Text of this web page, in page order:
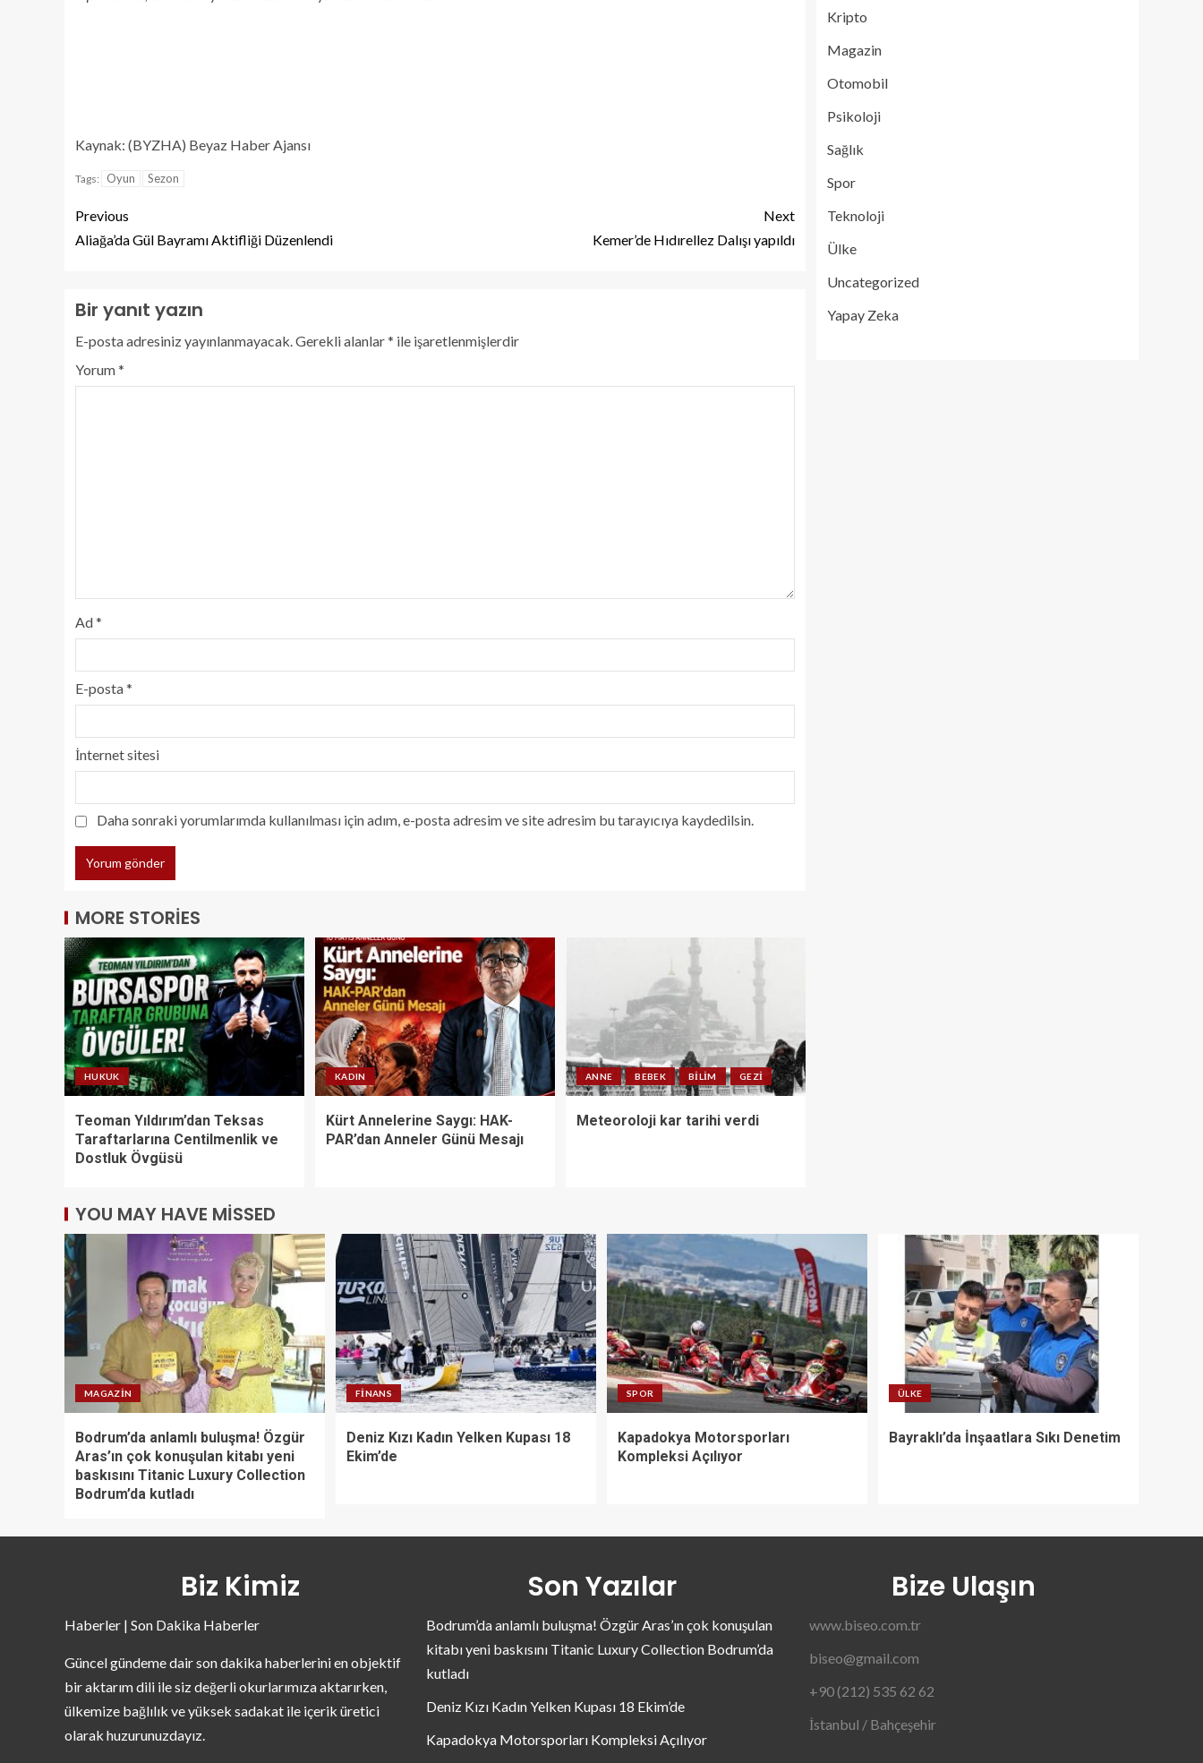
Kaynak: (BYZHA) Beyaz Haber Ajansı
Tags: Oyun Sezon
Previous
Aliağa’da Gül Bayramı Aktifliği Düzenlendi
Next
Kemer’de Hıdırellez Dalışı yapıldı
Bir yanıt yazın
E-posta adresiniz yayınlanmayacak.Gerekli alanlar* ile işaretlenmişlerdir
Yorum*
Ad*
E-posta*
İnternet sitesi
Daha sonraki yorumlarımda kullanılması için adım, e-posta adresim ve site adresim bu tarayıcıya kaydedilsin.
MORE STORIES
HUKUK
Teoman Yıldırım’dan Teksas
Taraftarlarına Centilmenlik ve
Dostluk Övgüsü
KADIN
Kürt Annelerine Saygı: HAK-
PAR’dan Anneler Günü Mesajı
ANNE BEBEK BILIM GEZI
Meteoroloji kar tarihi verdi
Kripto
Magazin
Otomobil
Psikoloji
Sağlık
Spor
Teknoloji
Ülke
Uncategorized
Yapay Zeka
YOU MAY HAVE MISSED
MAGAZIN
Bodrum’da anlamlı buluşma! Özgür
Aras’ın çok konuşulan kitabı yeni
baskısını Titanic Luxury Collection
Bodrum’da kutladı
FINANS
Deniz Kızı Kadın Yelken Kupası 18
Ekim’de
SPOR
Kapadokya Motorsporları
Kompleksi Açılıyor
ÜLKE
Bayraklı’da İnşaatlara Sıkı Denetim
Biz Kimiz
Haberler | Son Dakika Haberler
Güncel gündeme dair son dakika haberlerini en objektif
bir aktarım dili ile siz değerli okurlarımıza aktarırken,
ülkemize bağlılık ve yüksek sadakat ile içerik üretici
olarak huzurunuzdayız.
Son Yazılar
Bodrum’da anlamlı buluşma! Özgür Aras’ın çok konuşulan
kitabı yeni baskısını Titanic Luxury Collection Bodrum’da
kutladı
Deniz Kızı Kadın Yelken Kupası 18 Ekim’de
Kapadokya Motorsporları Kompleksi Açılıyor
Bize Ulaşın
www.biseo.com.tr
biseo@gmail.com
+90 (212) 535 62 62
İstanbul / Bahçeşehir